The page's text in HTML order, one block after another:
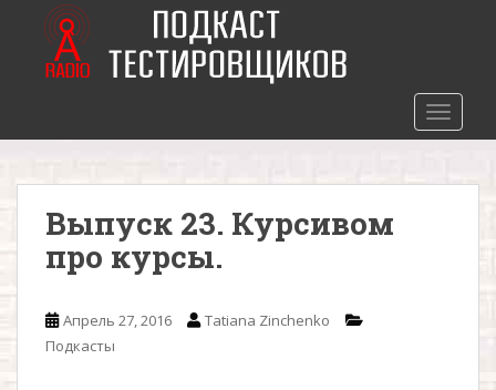
o
Выпуск 23. Курсивом
про курсы.
Апрель 27, 2016
Tatiana Zinchenko
Подкасты